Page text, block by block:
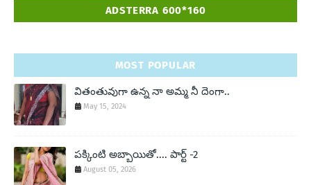
ADSTERRA 600*160
MOST POPULAR
వితంతువుగా ఉన్న నా అమ్మ నీ దెంగా..
May 15, 2024
పక్కింటి అబ్బాయితో.... పార్ట్ -2
August 05, 2026